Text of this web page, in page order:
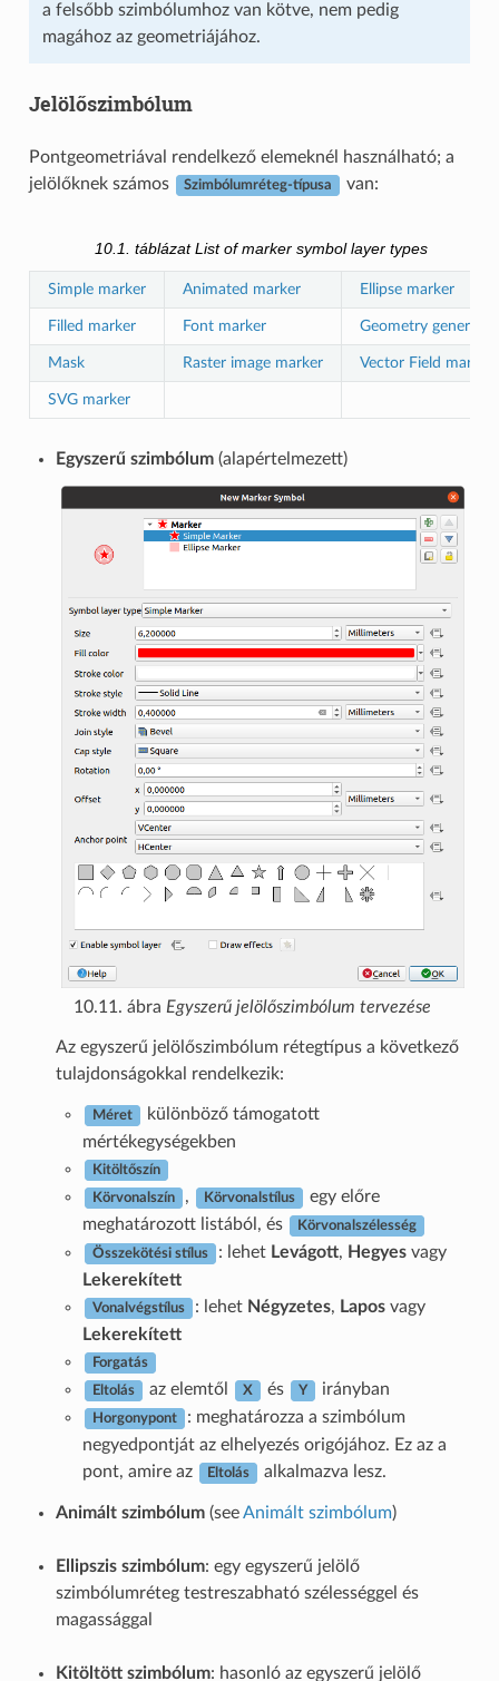
a felsőbb szimbólumhoz van kötve, nem pedig
magához az geometriájához.
Jelölőszimbólum
Pontgeometriával rendelkező elemeknél használható; a
jelölőknek számos
Szimbólumréteg-típusa van:
10.1. táblázatList of marker symbol layer types
Simple marker Animated marker Ellipse marker
Filled marker Font marker Geometry generator
Mask Raster image marker Vector Field marker
SVG marker
Egyszerű szimbólum(alapértelmezett)
10.11. ábra Egyszerű jelölőszimbólum tervezése
Az egyszerű jelölőszimbólum rétegtípus a következő
tulajdonságokkal rendelkezik:
Méret
különböző támogatott
mértékegységekben
Kitöltőszín
Körvonalszín , Körvonalstílus
egy előre
meghatározott listából, és
Körvonalszélesség
Összekötési stílus : lehet Levágott, Hegyesvagy
Lekerekített
Vonalvégstílus : lehet Négyzetes, Laposvagy
Lekerekített
Forgatás
Eltolás az elemtől X és Y irányban
Horgonypont
: meghatározza a szimbólum
negyedpontját az elhelyezés origójához. Ez az a
pont, amire az
Eltolás alkalmazva lesz.
Animált szimbólum(seeAnimált szimbólum)
Ellipszis szimbólum: egy egyszerű jelölő
szimbólumréteg testreszabható szélességgel és
magassággal
Kitöltött szimbólum: hasonló az egyszerű jelölő